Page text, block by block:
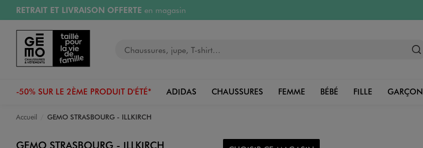
Aller au contenu principal
Aller à la navigation
RETRAIT ET LIVRAISON OFFERTE en magasin
Retours OFFERTSpendant 30 jours
PAYEZ EN 3x SANS FRAIS
dès 50€
RÉSERVATION GRATUITE
-50% SUR LE 2ÈME PRODUIT D'ÉTÉ* ADIDAS CHAUSSURES FEMME BÉBÉ FILLE GARÇON
Accueil GEMO STRASBOURG - ILLKIRCH
GEMO STRASBOURG - ILLKIRCH